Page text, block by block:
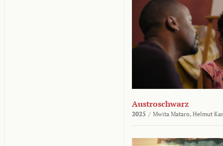
Austroschwarz
2025 / Mwita Mataro, Helmut